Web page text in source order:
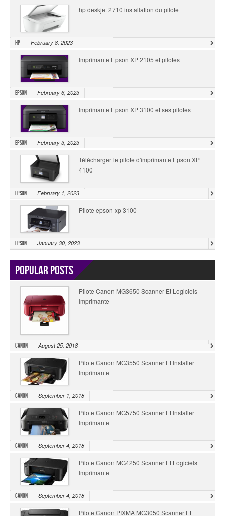
hp deskjet 2710 installation du pilote
HP February 8, 2023
Imprimante Epson XP 2105 et pilotes
Epson February 6, 2023
Imprimante Epson XP 3100 et ses pilotes
Epson February 3, 2023
Télécharger le pilote d'imprimante Epson XP
4100
Epson February 1, 2023
Pilote epson xp 3100
Epson January 30, 2023
Popular Posts
Pilote Canon MG3650 Scanner Et Logiciels
Imprimante
Canon August 25, 2018
Pilote Canon MG3550 Scanner Et Installer
Imprimante
Canon September 1, 2018
Pilote Canon MG5750 Scanner Et Installer
Imprimante
Canon September 4, 2018
Pilote Canon MG4250 Scanner Et Logiciels
Imprimante
Canon September 4, 2018
Pilote Canon PIXMA MG3050 Scanner Et